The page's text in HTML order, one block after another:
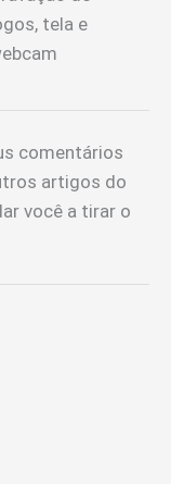
tela e
comentários
artigos do
você a tirar o